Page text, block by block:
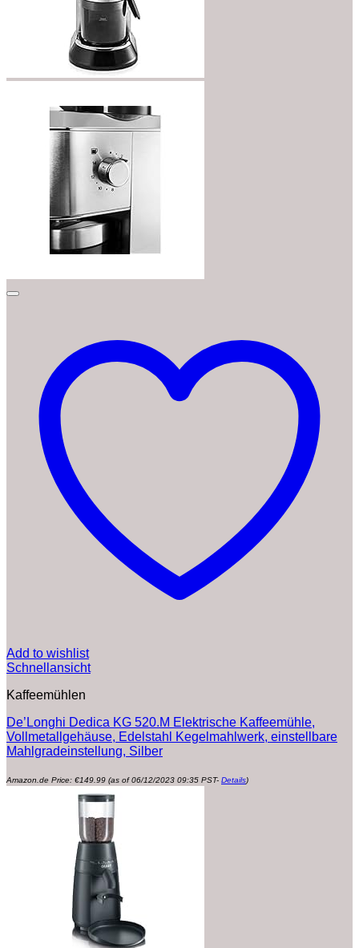
Add to wishlist
Schnellansicht
Kaffeemühlen
De’Longhi Dedica KG 520.M Elektrische Kaffeemühle,
Vollmetallgehäuse, Edelstahl Kegelmahlwerk, einstellbare
Mahlgradeinstellung, Silber
Amazon.de Price: €149.99 (as of 06/12/2023 09:35 PST- Details)